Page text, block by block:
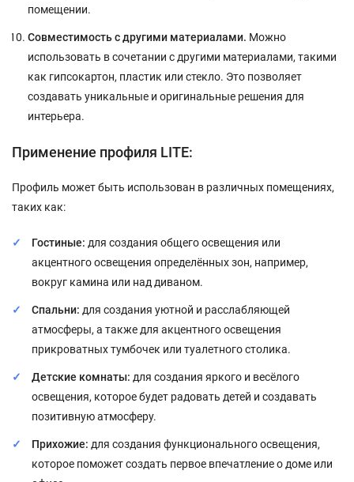
помещении.
Совместимость с другими материалами. Можно
использовать в сочетании с другими материалами, такими
как гипсокартон, пластик или стекло. Это позволяет
создавать уникальные и оригинальные решения для
интерьера.
Применение профиля LITE:
Профиль может быть использован в различных помещениях,
таких как:
Гостиные: для создания общего освещения или
акцентного освещения определённых зон, например,
вокруг камина или над диваном.
Спальни: для создания уютной и расслабляющей
атмосферы, а также для акцентного освещения
прикроватных тумбочек или туалетного столика.
Детские комнаты: для создания яркого и весёлого
освещения, которое будет радовать детей и создавать
позитивную атмосферу.
Прихожие: для создания функционального освещения,
которое поможет создать первое впечатление о доме или